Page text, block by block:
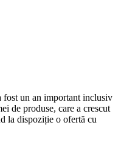
fost un an important inclusiv
de produse, care a crescut
la dispoziție o ofertă cu